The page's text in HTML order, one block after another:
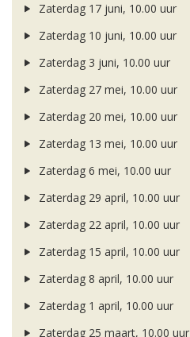
Zaterdag 17 juni, 10.00 uur
Zaterdag 10 juni, 10.00 uur
Zaterdag 3 juni, 10.00 uur
Zaterdag 27 mei, 10.00 uur
Zaterdag 20 mei, 10.00 uur
Zaterdag 13 mei, 10.00 uur
Zaterdag 6 mei, 10.00 uur
Zaterdag 29 april, 10.00 uur
Zaterdag 22 april, 10.00 uur
Zaterdag 15 april, 10.00 uur
Zaterdag 8 april, 10.00 uur
Zaterdag 1 april, 10.00 uur
Zaterdag 25 maart, 10.00 uur